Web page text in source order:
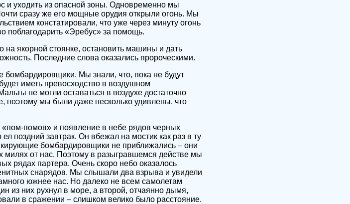
и уходить из опасной зоны. Одновременно мы
сразу же его мощные орудия открыли огонь. Мы
констатировали, что уже через минуту огонь
поблагодарить «Эребус» за помощь.
якорной стоянке, остановить машины и дать
Последние слова оказались пророческими.
Мы знали, что, пока не будут
иметь превосходство в воздушном
не могли оставаться в воздухе достаточно
поэтому мы были даже несколько удивлены, что
«пом-помов» и появление в небе рядов черных
поздний завтрак. Он вбежал на мостик как раз в ту
бомбардировщики не приближались – они
милях от нас. Поэтому в разыгравшемся действе мы
рядах партера. Очень скоро небо оказалось
снарядов. Мы слышали два взрыва и увидели
южнее нас. Но далеко не всем самолетам
из них рухнул в море, а второй, отчаянно дымя,
в сражении – слишком велико было расстояние.